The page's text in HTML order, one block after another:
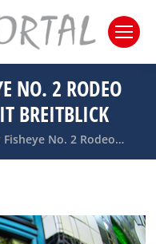
NO. 2 RODEO
BREITBLICK
No. 2 Rodeo…